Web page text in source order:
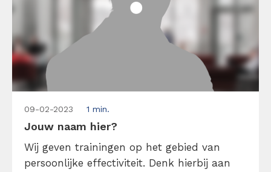
09-02-2023 1 min.
Jouw naam hier?
Wij geven trainingen op het gebied van
persoonlijke effectiviteit. Denk hierbij aan